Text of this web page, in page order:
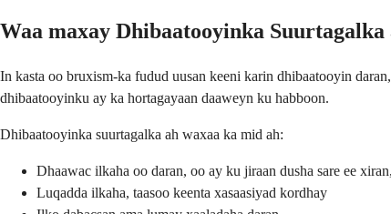
Waa maxay Dhibaatooyinka Suurtagalka
In kasta oo bruxism-ka fudud uusan keeni karin dhibaatooyin
dhibaatooyinku ay ka hortagayaan daaweyn ku habboon.
Dhibaatooyinka suurtagalka ah waxaa ka mid ah:
Dhaawac ilkaha oo daran, oo ay ku jiraan dusha sare ee
Luqadda ilkaha, taasoo keenta xasaasiyad kordhay